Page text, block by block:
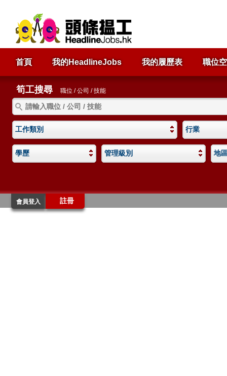
首頁 我的HeadlineJobs 我的履歷表 職位
筍工搜尋 職位 / 公司 / 技能
工作類別 行業
學歷 管理級別 地
會員登入 註冊